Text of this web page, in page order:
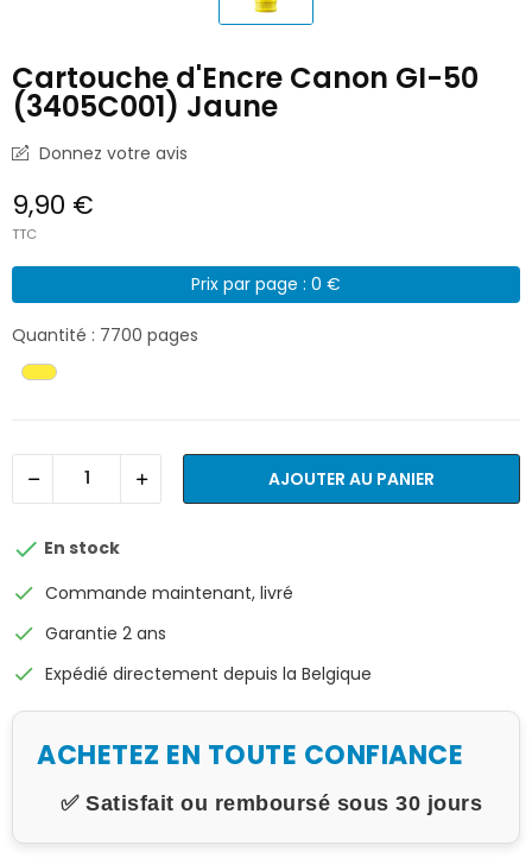
Cartouche d'Encre Canon GI-50
(3405C001) Jaune
Donnez votre avis
9,90 €
TTC
Prix par page : 0 €
Quantité : 7700 pages
AJOUTER AU PANIER
 En stock
check Commande maintenant, livré
check Garantie 2 ans
check Expédié directement depuis la Belgique
ACHETEZ EN TOUTE CONFIANCE
✅ Satisfait ou remboursé sous 30 jours